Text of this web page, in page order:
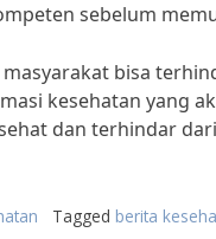
sebelum
bisa
kesehatan yang
dan terhindar
Tagged berita